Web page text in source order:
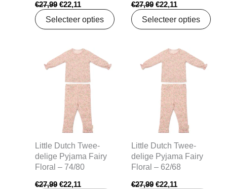
€27,99 €22,11
Selecteer opties
€27,99 €22,11
Selecteer opties
Little Dutch Twee-
delige Pyjama Fairy
Floral – 74/80
€27,99
Oorspronkelijke
prijs
was:
€27,99.
€22,11
Huidige
prijs
is:
€22,11.
Little Dutch Twee-
delige Pyjama Fairy
Floral – 62/68
€27,99
Oorspronkelijke
prijs
was:
€27,99.
€22,11
Huidige
prijs
is:
€22,11.